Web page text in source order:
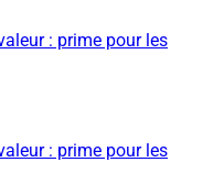
: prime pour les
: prime pour les